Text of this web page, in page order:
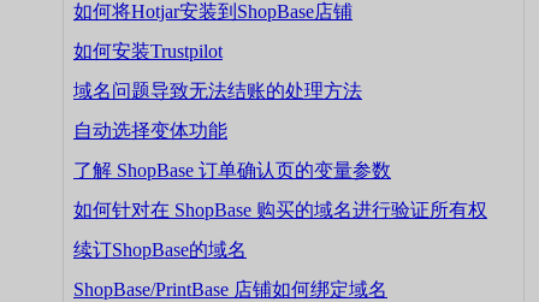
如何将Hotjar安装到ShopBase店铺
如何安装Trustpilot
域名问题导致无法结账的处理方法
自动选择变体功能
了解 ShopBase 订单确认页的变量参数
如何针对在 ShopBase 购买的域名进行验证所有权
续订ShopBase的域名
ShopBase/PrintBase 店铺如何绑定域名